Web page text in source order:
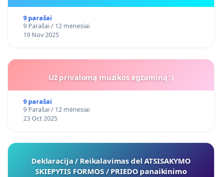
9 parašai
9 Parašai / 12 mėnesiai
19 Nov 2025
Už privalomą muzikos egzaminą :)
9 parašai
9 Parašai / 12 mėnesiai
23 Oct 2025
Deklaracija / Reikalavimas del ATSISAKYMO
SKIEPYTIS FORMOS / PRIEDO panaikinimo